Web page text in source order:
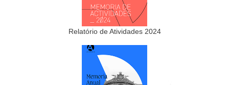
Relatório de Atividades 2024